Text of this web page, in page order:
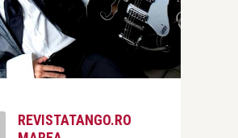
REVISTATANGO.RO